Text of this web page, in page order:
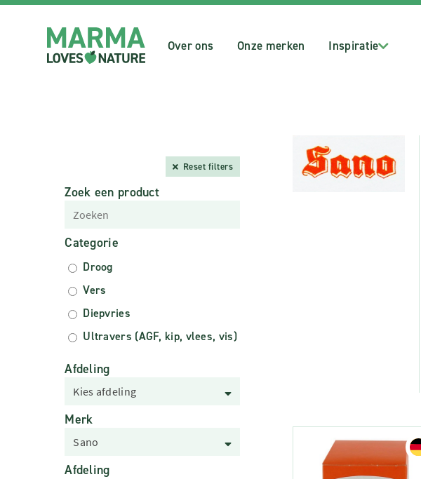
Over ons Onze merken Inspiratie
Reset filters
Zoek een product
Categorie
Droog
Vers
Diepvries
Ultravers (AGF, kip, vlees, vis)
Afdeling
Kies afdeling
Merk
Sano
Afdeling